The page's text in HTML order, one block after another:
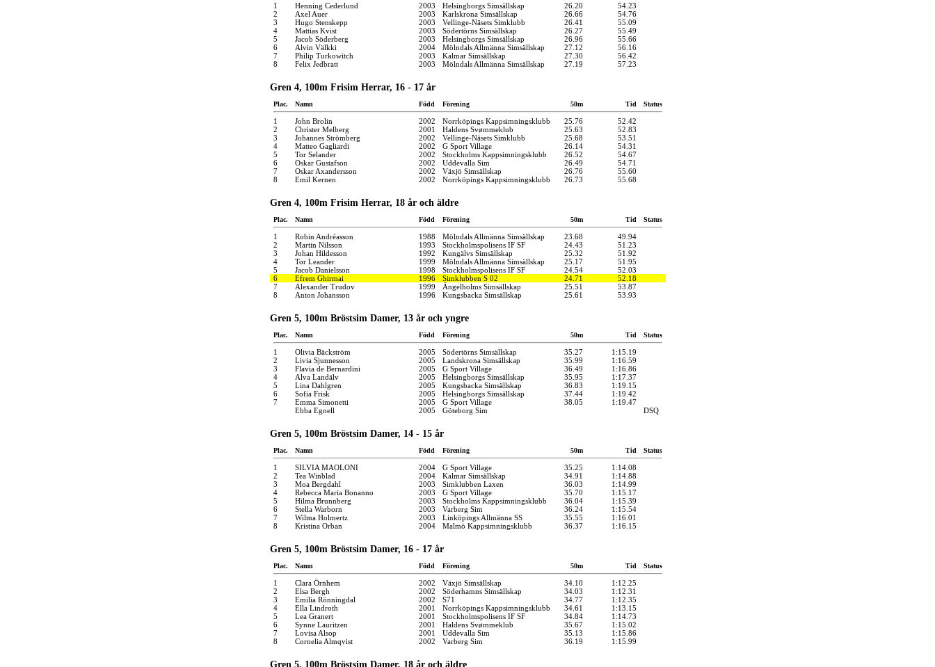
1 Henning Cederlund 2003 Helsingborgs Simsällskap 26.20
54.23
2
Axel Auer 2003 Karlskrona Simsällskap 26.66
54.76
3
Hugo Stenskepp 2003 Vellinge-Näsets Simklubb 26.41
55.09
4
Mattias Kvist 2003 Södertörns Simsällskap 26.27
55.49
5
Jacob Söderberg 2003 Helsingborgs Simsällskap 26.96
55.66
6
Alvin Välkki 2004 Mölndals Allmänna Simsällskap 27.12
56.16
7
Philip Turkowitch 2003 Kalmar Simsällskap 27.30
56.42
8
Felix Jedbratt 2003 Mölndals Allmänna Simsällskap 27.19 57.23
Gren 4, 100m Frisim Herrar, 16 - 17 år
Plac. Namn Född Förening 50m Tid Status
1 John Brolin 2002 Norrköpings Kappsimningsklubb 25.76
52.42
2
Christer Melberg 2001 Haldens Svømmeklub 25.63
52.83
3
Johannes Strömberg 2002 Vellinge-Näsets Simklubb 25.68
53.51
4
Matteo Gagliardi 2002 G Sport Village 26.14
54.31
5
Tor Selander 2002 Stockholms Kappsimningsklubb 26.52
54.67
6
Oskar Gustafson 2002 Uddevalla Sim 26.49
54.71
7
Oskar Axandersson 2002 Växjö Simsällskap 26.76
55.60
8
Emil Kernen 2002 Norrköpings Kappsimningsklubb 26.73 55.68
Gren 4, 100m Frisim Herrar, 18 år och äldre
Plac. Namn Född Förening 50m Tid Status
1 Robin Andréasson 1988 Mölndals Allmänna Simsällskap 23.68
49.94
2
Martin Nilsson 1993 Stockholmspolisens IF SF 24.43
51.23
3
Johan Hildesson 1992 Kungälvs Simsällskap 25.32
51.92
4
Tor Leander 1999 Mölndals Allmänna Simsällskap 25.17
51.95
5
Jacob Danielsson 1998 Stockholmspolisens IF SF 24.54
52.03
6
Efrem Ghirmai 1996 Simklubben S 02 24.71
52.18
7
Alexander Trudov 1999 Ängelholms Simsällskap 25.51
53.87
8
Anton Johansson 1996 Kungsbacka Simsällskap 25.61 53.93
Gren 5, 100m Bröstsim Damer, 13 år och yngre
Plac. Namn Född Förening 50m Tid Status
1 Olivia Bäckström 2005 Södertörns Simsällskap 35.27
1:15.19
2
Livia Sjunnesson 2005 Landskrona Simsällskap 35.99
1:16.59
3
Flavia de Bernardini 2005 G Sport Village 36.49
1:16.86
4
Alva Landälv 2005 Helsingborgs Simsällskap 35.95
1:17.37
5
Lina Dahlgren 2005 Kungsbacka Simsällskap 36.83
1:19.15
6
Sofia Frisk 2005 Helsingborgs Simsällskap 37.44
1:19.42
7
Emma Simonetti 2005 G Sport Village 38.05
1:19.47
Ebba Egnell
2005 Göteborg Sim DSQ
Gren 5, 100m Bröstsim Damer, 14 - 15 år
Plac. Namn Född Förening 50m Tid Status
1 SILVIA MAOLONI 2004 G Sport Village 35.25
1:14.08
2
Tea Winblad 2004 Kalmar Simsällskap 34.91
1:14.88
3
Moa Bergdahl 2003 Simklubben Laxen 36.03
1:14.99
4
Rebecca Maria Bonanno 2003 G Sport Village 35.70
1:15.17
5
Hilma Brunnberg 2003 Stockholms Kappsimningsklubb 36.04
1:15.39
6
Stella Warborn 2003 Varberg Sim 36.24
1:15.54
7
Wilma Holmertz 2003 Linköpings Allmänna SS 35.55
1:16.01
8
Kristina Orban 2004 Malmö Kappsimningsklubb 36.37 1:16.15
Gren 5, 100m Bröstsim Damer, 16 - 17 år
Plac. Namn Född Förening 50m Tid Status
1 Clara Örnhem 2002 Växjö Simsällskap 34.10
1:12.25
2
Elsa Bergh 2002 Söderhamns Simsällskap 34.03
1:12.31
3
Emilia Rönningdal 2002 S71 34.77
1:12.35
4
Ella Lindroth 2001 Norrköpings Kappsimningsklubb 34.61
1:13.15
5
Lea Granert 2001 Stockholmspolisens IF SF 34.84
1:14.73
6
Synne Lauritzen 2001 Haldens Svømmeklub 35.67
1:15.02
7
Lovisa Alsop 2001 Uddevalla Sim 35.13
1:15.86
8
Cornelia Almqvist 2002 Varberg Sim 36.19 1:15.99
Gren 5, 100m Bröstsim Damer, 18 år och äldre